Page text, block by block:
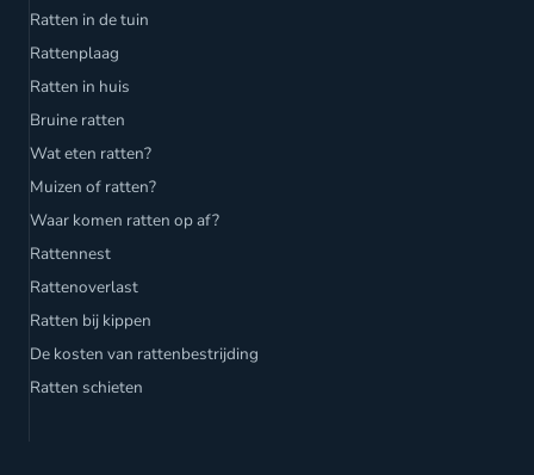
Ratten in de tuin
Rattenplaag
Ratten in huis
Bruine ratten
Wat eten ratten?
Muizen of ratten?
Waar komen ratten op af?
Rattennest
Rattenoverlast
Ratten bij kippen
De kosten van rattenbestrijding
Ratten schieten